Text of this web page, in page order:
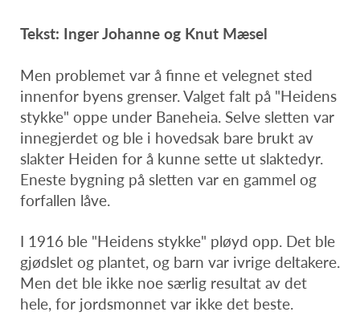
Tekst: Inger Johanne og Knut Mæsel
Men problemet var å finne et velegnet sted
innenfor byens grenser. Valget falt på "Heidens
stykke" oppe under Baneheia. Selve sletten var
innegjerdet og ble i hovedsak bare brukt av
slakter Heiden for å kunne sette ut slaktedyr.
Eneste bygning på sletten var en gammel og
forfallen låve.
I 1916 ble "Heidens stykke" pløyd opp. Det ble
gjødslet og plantet, og barn var ivrige deltakere.
Men det ble ikke noe særlig resultat av det
hele, for jordsmonnet var ikke det beste.